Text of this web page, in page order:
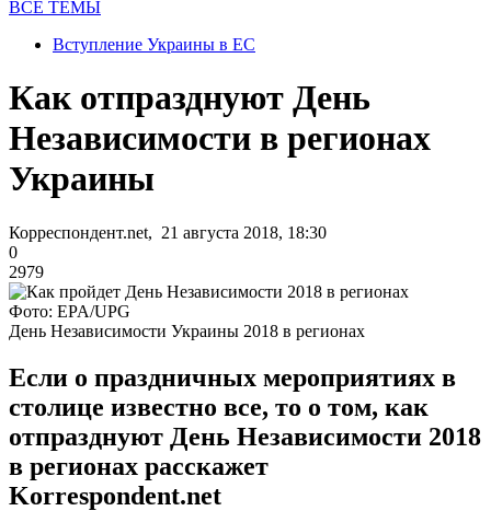
ВСЕ ТЕМЫ
Вступление Украины в ЕС
Как отпразднуют День
Независимости в регионах
Украины
Корреспондент.net, 21 августа 2018, 18:30
0
2979
Фото: EPA/UPG
День Независимости Украины 2018 в регионах
Если о праздничных мероприятиях в
столице известно все, то о том, как
отпразднуют День Независимости 2018
в регионах расскажет
Korrespondent.net